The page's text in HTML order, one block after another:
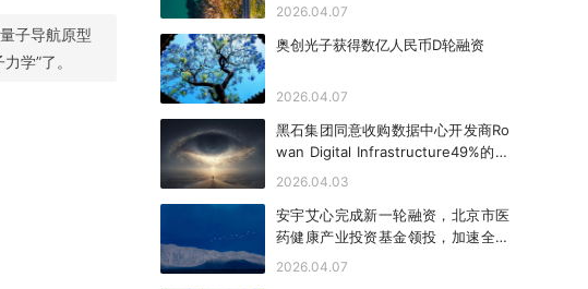
子导航原型
学”了。
2026.04.07
奥创光子获得数亿人民币D轮融资
2026.04.07
黑石集团同意收购数据中心开发商Ro
wan Digital Infrastructure49%的股
权
2026.04.03
安宇艾心完成新一轮融资，北京市医
药健康产业投资基金领投，加速全光
学超声技术落地
2026.04.07